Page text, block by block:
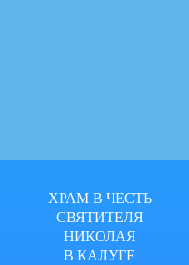
ХРАМ В ЧЕСТЬ
СВЯТИТЕЛЯ
НИКОЛАЯ
В КАЛУГЕ